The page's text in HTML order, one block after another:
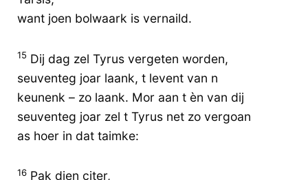
want joen bolwaark is vernaild.
15 Dij dag zel Tyrus vergeten worden,
seuventeg joar laank, t levent van n
keunenk – zo laank. Mor aan t èn van dij
seuventeg joar zel t Tyrus net zo vergoan
as hoer in dat taimke:
16 Pak dien citer,